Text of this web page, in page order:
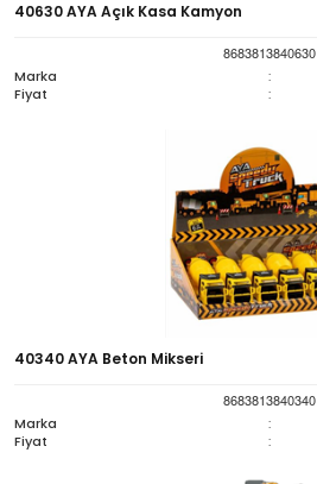
40630 AYA Açık Kasa Kamyon
8683813840630
Marka
:
Fiyat :
40340 AYA Beton Mikseri
8683813840340
Marka
:
Fiyat :